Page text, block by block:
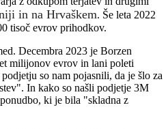
in na Hrvaškem. Še leta 2022
tisoč evrov prihodkov.
Decembra 2023 je Borzen
milijonov evrov in lani poleti
so nam pojasnili, da je šlo za
In kako so našli podjetje 3M
ki je bila "skladna z